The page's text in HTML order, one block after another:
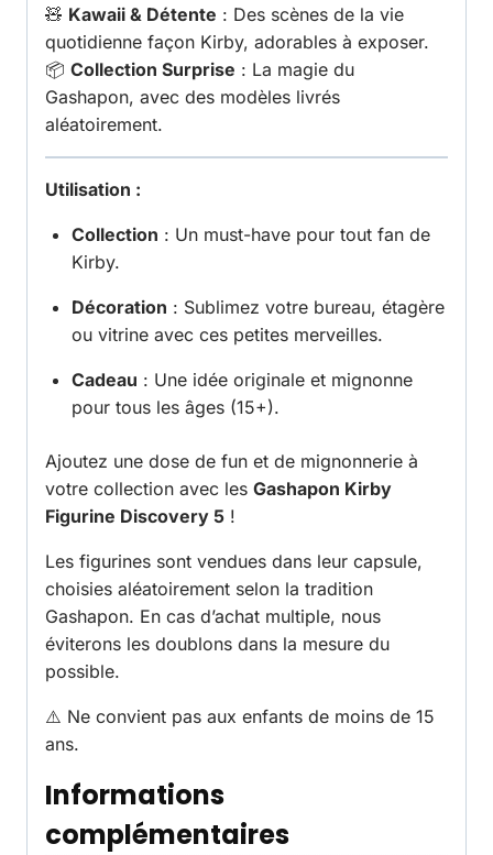
🧸 Kawaii & Détente : Des scènes de la vie
quotidienne façon Kirby, adorables à exposer.
📦 Collection Surprise : La magie du
Gashapon, avec des modèles livrés
aléatoirement.
Utilisation :
Collection : Un must-have pour tout fan de
Kirby.
Décoration : Sublimez votre bureau, étagère
ou vitrine avec ces petites merveilles.
Cadeau : Une idée originale et mignonne
pour tous les âges (15+).
Ajoutez une dose de fun et de mignonnerie à
votre collection avec les Gashapon Kirby
Figurine Discovery 5 !
Les figurines sont vendues dans leur capsule,
choisies aléatoirement selon la tradition
Gashapon. En cas d’achat multiple, nous
éviterons les doublons dans la mesure du
possible.
⚠️ Ne convient pas aux enfants de moins de 15
ans.
Informations
complémentaires